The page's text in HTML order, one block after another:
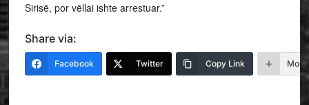
Sirisë, por vëllai ishte arrestuar.”
Share via:
Facebook Twitter Copy Link More